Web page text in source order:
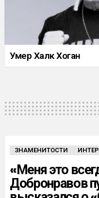
Умер Халк Хоган
ЗНАМЕНИТОСТИ
«Меня это
Добронравов